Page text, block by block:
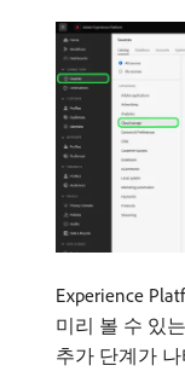
Experience
미리 볼 수 있
추가 단계가